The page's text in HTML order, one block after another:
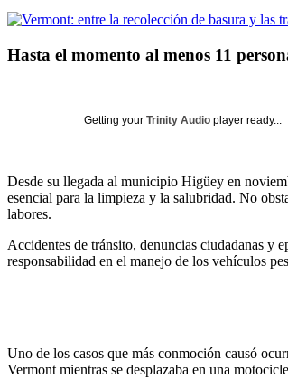
Hasta el momento al menos 11
Getting your Trinity Audio player ready...
Desde su llegada al municipio Higüey en
esencial para la limpieza y la salubridad. No
labores.
Accidentes de tránsito, denuncias ciudadanas y
responsabilidad en el manejo de los vehículos
Uno de los casos que más conmoción causó
Vermont mientras se desplazaba en una